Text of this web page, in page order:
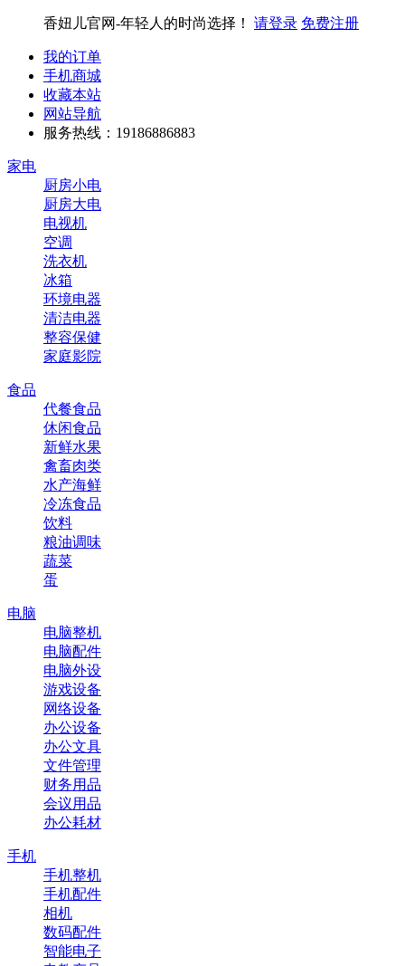
香妞儿官网-年轻人的时尚选择！ 请登录 免费注册
我的订单
手机商城
收藏本站
网站导航
服务热线：19186886883
家电
厨房小电
厨房大电
电视机
空调
洗衣机
冰箱
环境电器
清洁电器
整容保健
家庭影院
食品
代餐食品
休闲食品
新鲜水果
禽畜肉类
水产海鲜
冷冻食品
饮料
粮油调味
蔬菜
蛋
电脑
电脑整机
电脑配件
电脑外设
游戏设备
网络设备
办公设备
办公文具
文件管理
财务用品
会议用品
办公耗材
手机
手机整机
手机配件
相机
数码配件
智能电子